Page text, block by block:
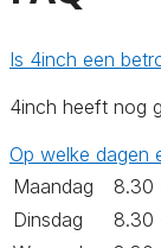
Is 4inch een
4inch heeft nog
Op welke dagen
Maandag
8.30
Dinsdag
8.30